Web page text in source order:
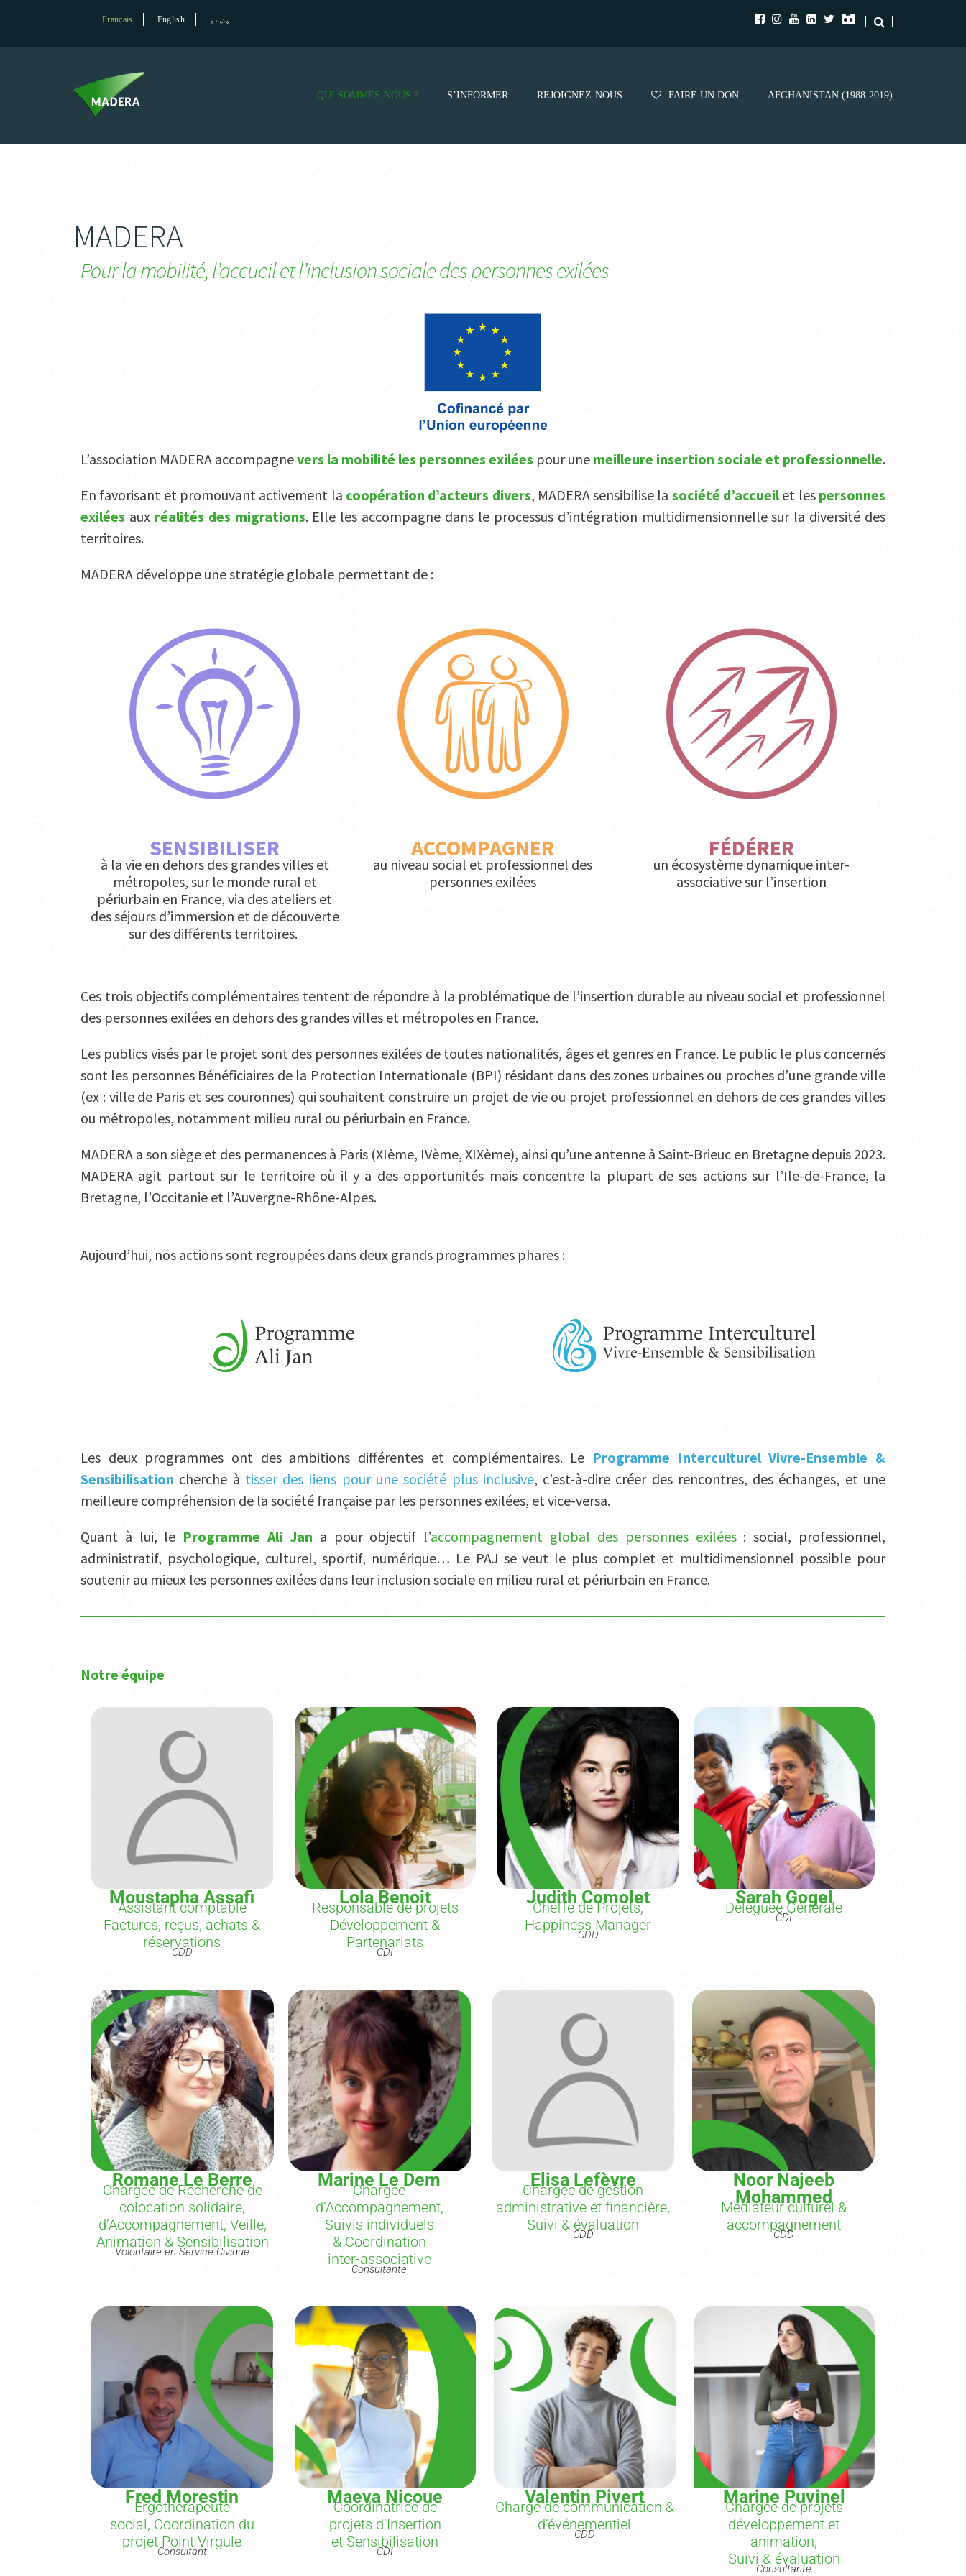
Français English پښتو
QUI SOMMES-NOUS ? S’INFORMER REJOIGNEZ-NOUS FAIRE UN DON AFGHANISTAN (1988-2019)
MADERA
Pour la mobilité, l’accueil et l’inclusion sociale des personnes exilées
L’association MADERA accompagnevers la mobilité les personnes exilées pour une meilleure insertion sociale et professionnelle.
En favorisant et promouvant activement la coopération d’acteurs divers, MADERA sensibilise la société d’accueilet les personnes
exilées aux réalités des migrations. Elle les accompagne dans le processus d’intégration multidimensionnelle sur la diversité des
territoires.
MADERA développe une stratégie globale permettant de :
SENSIBILISER
à la vie en dehors des grandes villes et
métropoles, sur le monde rural et
périurbain en France, via des ateliers et
des séjours d’immersion et de découverte
sur des différents territoires.
ACCOMPAGNER
au niveau social et professionnel des
personnes exilées
FÉDÉRER
un écosystème dynamique inter-
associative sur l’insertion
Ces trois objectifs complémentaires tentent de répondre à la problématique de l’insertion durable au niveau social et professionnel
des personnes exilées en dehors des grandes villes et métropoles en France.
Les publics visés par le projet sont des personnes exilées de toutes nationalités, âges et genres en France. Le public le plus concernés
sont les personnes Bénéficiaires de la Protection Internationale (BPI) résidant dans des zones urbaines ou proches d’une grande ville
(ex : ville de Paris et ses couronnes) qui souhaitent construire un projet de vie ou projet professionnel en dehors de ces grandes villes
ou métropoles, notamment milieu rural ou périurbain en France.
MADERA a son siège et des permanences à Paris (XIème, IVème, XIXème), ainsi qu’une antenne à Saint-Brieuc en Bretagne depuis 2023.
MADERA agit partout sur le territoire où il y a des opportunités mais concentre la plupart de ses actions sur l’Ile-de-France, la
Bretagne, l’Occitanie et l’Auvergne-Rhône-Alpes.
Aujourd’hui, nos actions sont regroupées dans deux grands programmes phares :
Les deux programmes ont des ambitions différentes et complémentaires. Le Programme Interculturel Vivre-Ensemble &
Sensibilisation cherche à tisser des liens pour une société plus inclusive, c’est-à-dire créer des rencontres, des échanges, et une
meilleure compréhension de la société française par les personnes exilées, et vice-versa.
Quant à lui, le Programme Ali Jan a pour objectif l’accompagnement global des personnes exilées: social, professionnel,
administratif, psychologique, culturel, sportif, numérique… Le PAJ se veut le plus complet et multidimensionnel possible pour
soutenir au mieux les personnes exilées dans leur inclusion sociale en milieu rural et périurbain en France.
Notre équipe
Moustapha Assafi
Assistant comptable
Factures, reçus, achats &
réservations
CDD
Lola Benoit
Responsable de projets
Développement &
Partenariats
CDI
Judith Comolet
Cheffe de Projets,
Happiness Manager
CDD
Sarah Gogel
Déléguée Générale
CDI
Romane Le Berre
Chargée de Recherche de
colocation solidaire,
d’Accompagnement, Veille,
Animation & Sensibilisation
Volontaire en Service Civique
Marine Le Dem
Chargée
d’Accompagnement,
Suivis individuels
& Coordination
inter-associative
Consultante
Elisa Lefèvre
Chargée de gestion
administrative et financière,
Suivi & évaluation
CDD
Noor Najeeb
Mohammed
Médiateur culturel &
accompagnement
CDD
Fred Morestin
Ergothérapeute
social, Coordination du
projet Point Virgule
Consultant
Maeva Nicoue
Coordinatrice de
projets d’Insertion
et Sensibilisation
CDI
Valentin Pivert
Chargé de communication &
d’événementiel
CDD
Marine Puvinel
Chargée de projets
développement et
animation,
Suivi & évaluation
Consultante